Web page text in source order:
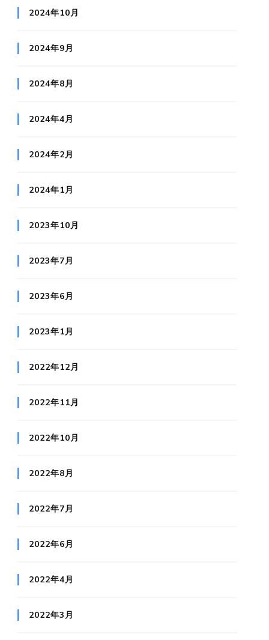
2024年10月
2024年9月
2024年8月
2024年4月
2024年2月
2024年1月
2023年10月
2023年7月
2023年6月
2023年1月
2022年12月
2022年11月
2022年10月
2022年8月
2022年7月
2022年6月
2022年4月
2022年3月